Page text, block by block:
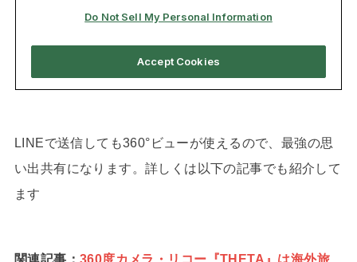
LINEで送信しても360°ビューが使えるので、最強の思
い出共有になります。詳しくは以下の記事でも紹介して
ます
関連記事： 360度カメラ・リコー『THETA』は海外旅